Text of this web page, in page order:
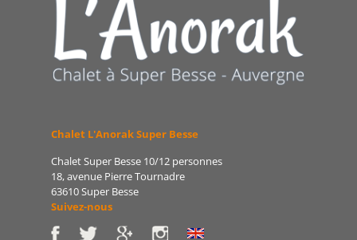
Chalet L'Anorak Super Besse
Chalet Super Besse 10/12 personnes
18, avenue Pierre Tournadre
63610 Super Besse
Suivez-nous